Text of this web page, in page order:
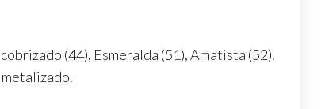
(44), Esmeralda (51), Amatista (52).